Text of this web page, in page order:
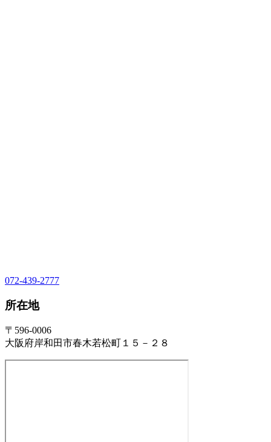
072-439-2777
所在地
〒596-0006
大阪府岸和田市春木若松町１５－２８